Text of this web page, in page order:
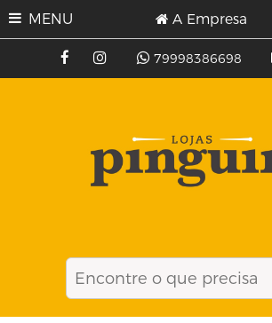
MENU
79998386698
A Empresa